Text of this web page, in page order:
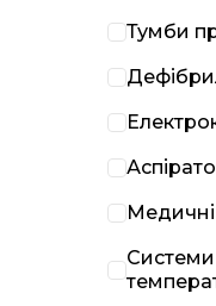
Тумби
Медичні